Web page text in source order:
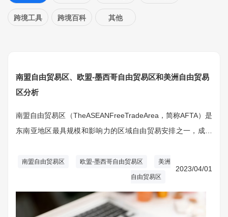
跨境工具 跨境百科 其他
南盟自由贸易区、欧盟-墨西哥自由贸易区和美洲自由贸易
区分析
南盟自由贸易区（TheASEANFreeTradeArea，简称AFTA）是
东南亚地区最具规模和影响力的区域自由贸易安排之一，成立
AFTA的成立为东南亚地区的自由贸易发展奠定了基础，同时也
南盟自由贸易区 欧盟-墨西哥自由贸易区 美洲
自由贸易区
2023/04/01